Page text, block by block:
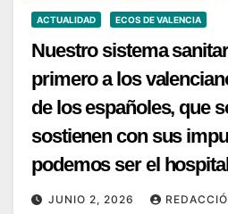
ACTUALIDAD ECOS DE VALENCIA
Nuestro sistema
primero a los
de los españoles, que
sostienen con sus
podemos ser el
JUNIO 2, 2026